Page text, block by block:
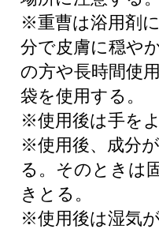
※重曹は浴用剤
分で皮膚に穏や
の方や長時間使
袋を使用する。
※使用後は手を
※使用後、成分
る。そのときは
きとる。
※使用後は湿気